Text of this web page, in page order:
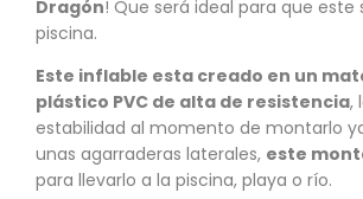
Dragón! Que será ideal para que este
piscina.
Este inflable esta creado en un
plástico PVC de alta de resistencia,
estabilidad al momento de montarlo
unas agarraderas laterales, este
para llevarlo a la piscina, playa o río.